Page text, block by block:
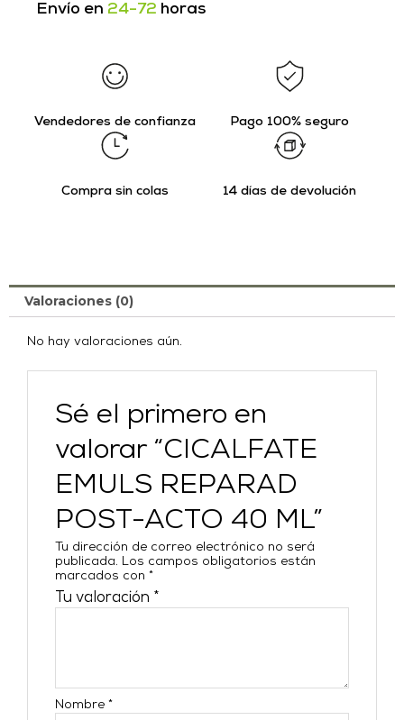
Envío en 24-72 horas
Vendedores de confianza Pago 100% seguro
Compra sin colas 14 días de devolución
Valoraciones (0)
No hay valoraciones aún.
Sé el primero en
valorar “CICALFATE
EMULS REPARAD
POST-ACTO 40 ML”
Tu dirección de correo electrónico no será
publicada. Los campos obligatorios están
marcados con*
Tu valoración *
Nombre*